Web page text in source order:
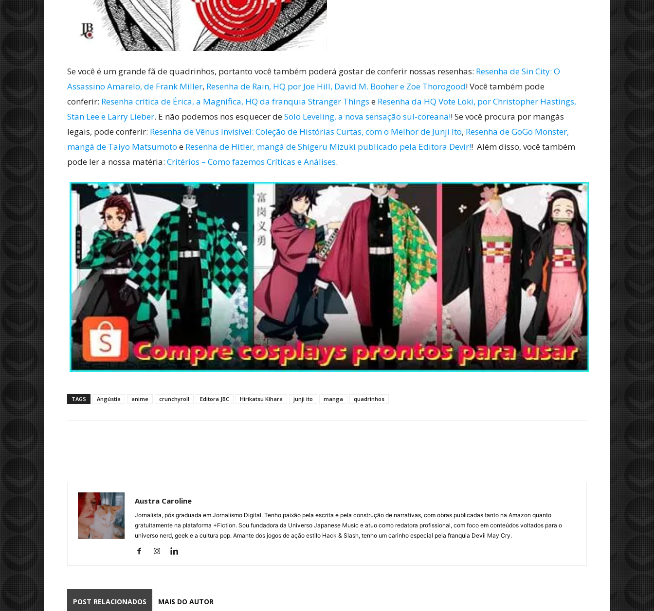
Se você é um grande fã de quadrinhos, portanto você também poderá gostar de conferir nossas resenhas: Resenha de Sin City: O
Assassino Amarelo, de Frank Miller, Resenha de Rain, HQ por Joe Hill, David M. Booher e Zoe Thorogood! Você também pode
conferir: Resenha crítica de Érica, a Magnífica, HQ da franquia Stranger Things e Resenha da HQ Vote Loki, por Christopher Hastings,
Stan Lee e Larry Lieber. E não podemos nos esquecer deSolo Leveling, a nova sensação sul-coreana!! Se você procura por mangás
legais, pode conferir: Resenha de Vênus Invisível: Coleção de Histórias Curtas, com o Melhor de Junji Ito, Resenha de GoGo Monster,
mangá de Taiyo Matsumoto e Resenha de Hitler, mangá de Shigeru Mizuki publicado pela Editora Devir!! Além disso, você também
pode ler a nossa matéria: Critérios – Como fazemos Críticas e Análises.
TAGS Angústia anime crunchyroll Editora JBC Hirikatsu Kihara junji ito manga quadrinhos
Austra Caroline
Jornalista, pós graduada em Jornalismo Digital. Tenho paixão pela escrita e pela construção de narrativas, com obras publicadas tanto na Amazon quanto
gratuitamente na plataforma +Fiction. Sou fundadora da Universo Japanese Music e atuo como redatora profissional, com foco em conteúdos voltados para o
universo nerd, geek e a cultura pop. Amante dos jogos de ação estilo Hack & Slash, tenho um carinho especial pela franquia Devil May Cry.
POST RELACIONADOS MAIS DO AUTOR